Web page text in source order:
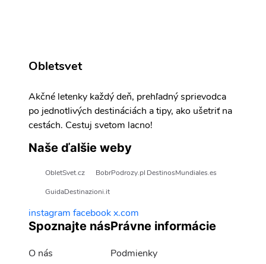
Obletsvet
Akčné letenky každý deň, prehľadný sprievodca
po jednotlivých destináciách a tipy, ako ušetriť na
cestách. Cestuj svetom lacno!
Naše ďalšie weby
ObletSvet.cz BobrPodrozy.pl DestinosMundiales.es
GuidaDestinazioni.it
instagram facebookx.com
Spoznajte nás
O nás
Právne informácie
Podmienky